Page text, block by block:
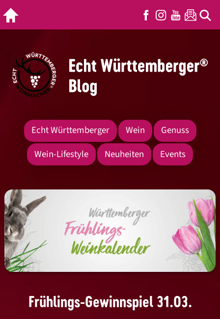
Echt Württemberger Wein
Genuss
Wein-Lifestyle
Neuheiten Events
Frühlings-Gewinnspiel 31.03.